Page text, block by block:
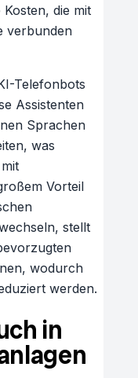
die mit
verbunden
Telefonbots
Assistenten
Sprachen
was
Vorteil
stellt
wodurch
werden.
in